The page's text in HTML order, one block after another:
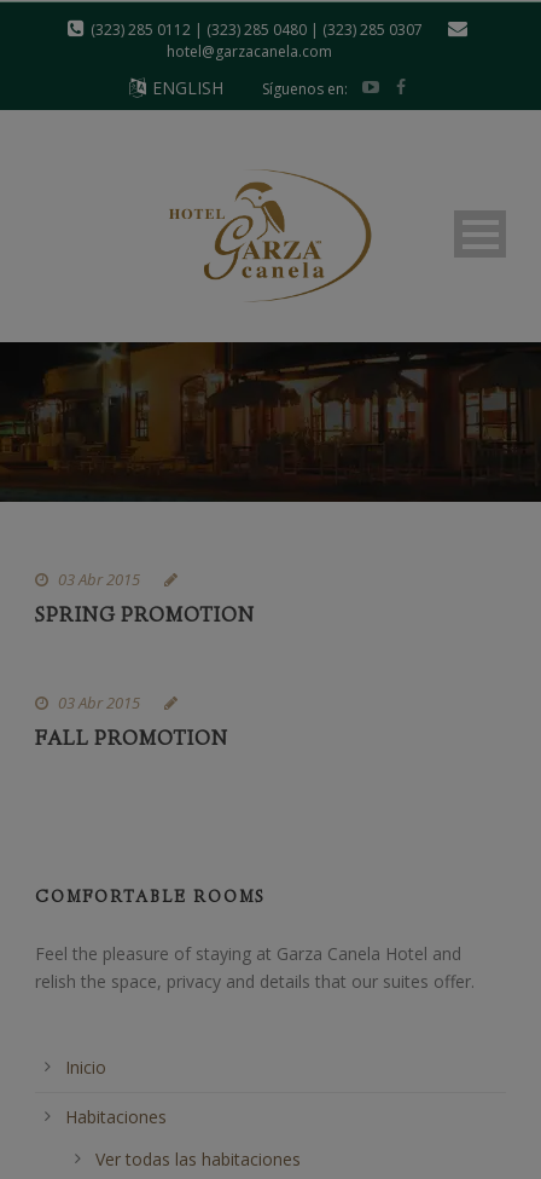
(323) 285 0112 | (323) 285 0480 | (323) 285 0307
hotel@garzacanela.com
ENGLISH Síguenos en:
03 Abr 2015
SPRING PROMOTION
03 Abr 2015
FALL PROMOTION
COMFORTABLE ROOMS
Feel the pleasure of staying at Garza Canela Hotel and
relish the space, privacy and details that our suites offer.
Inicio
Habitaciones
Ver todas las habitaciones